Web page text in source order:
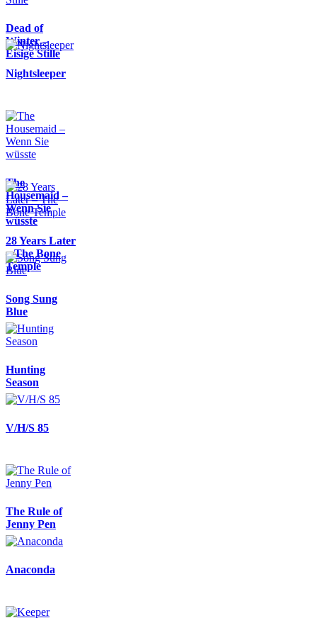
Dead of
Winter –
Eisige Stille
Nightsleeper
The
Housemaid –
Wenn Sie
wüsste
28 Years Later
– The Bone
Temple
Song Sung
Blue
Hunting
Season
V/H/S 85
The Rule of
Jenny Pen
Anaconda